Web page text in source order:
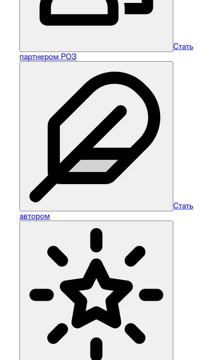
Стать
партнером РОЗ
Стать
автором